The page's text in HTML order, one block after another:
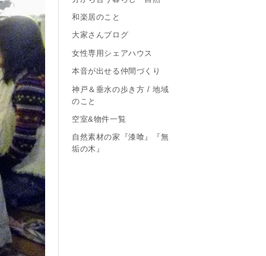
和楽居のこと
大家さんブログ
女性専用シェアハウス
本音が出せる仲間づくり
神戸＆垂水の歩き方 / 地域
のこと
空室&物件一覧
自然素材の家『漆喰』『無
垢の木』